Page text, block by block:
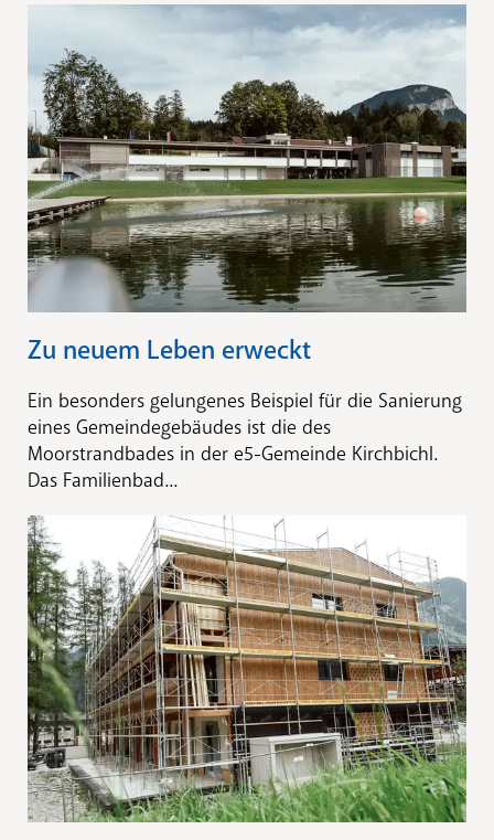
Zu neuem Leben erweckt
Ein besonders gelungenes Beispiel für die Sanierung
eines Gemeindegebäudes ist die des
Moorstrandbades in der e5-Gemeinde Kirchbichl.
Das Familienbad...